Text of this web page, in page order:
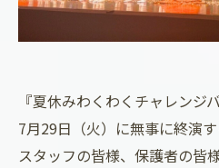
『夏休みわくわくチャレンジ
7月29日（火）に無事に終演
スタッフの皆様、保護者の皆